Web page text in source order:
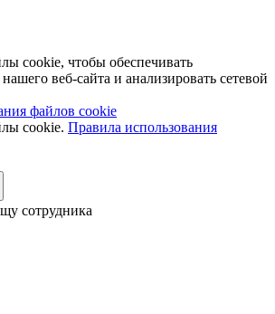
cookie, чтобы обеспечивать
веб-сайта и анализировать сетевой
файлов cookie
cookie. Правила использования
сотрудника